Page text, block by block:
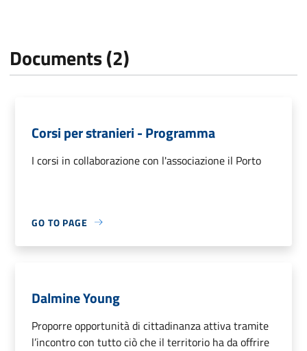
Documents (2)
Corsi per stranieri - Programma
I corsi in collaborazione con l'associazione il Porto
GO TO PAGE
Dalmine Young
Proporre opportunità di cittadinanza attiva tramite
l’incontro con tutto ciò che il territorio ha da offrire